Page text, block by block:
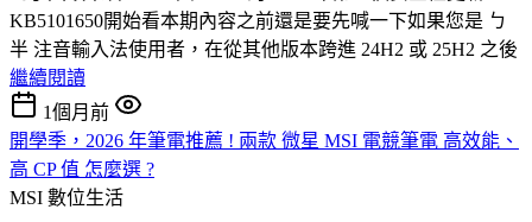
KB5101650開始看本期內容之前還是要先喊一下如果您是 ㄅ
半 注音輸入法使用者，在從其他版本跨進 24H2 或 25H2 之後
繼續閱讀
1個月前
開學季，2026 年筆電推薦 ! 兩款 微星 MSI 電競筆電 高效能、
高 CP 值 怎麼選 ?
MSI 數位生活